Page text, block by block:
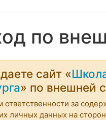
по
сайт «
» по внешней
за
личных данных на